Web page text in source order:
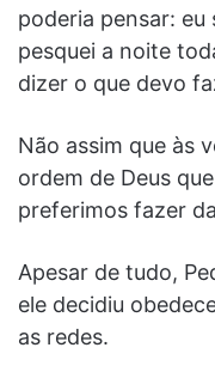
poderia pensar:
pesquei a noite
dizer o que devo
Não assim que às
ordem de Deus
preferimos fazer
Apesar de tudo,
ele decidiu
as redes.